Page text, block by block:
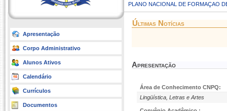
Apresentação
Corpo Administrativo
Alunos Ativos
Calendário
Currículos
Documentos
PLANO NACIONAL DE FORMAÇAO
Últimas Notícias
Apresentação
Área de Conhecimento CNPQ:
Lingüística, Letras e Artes